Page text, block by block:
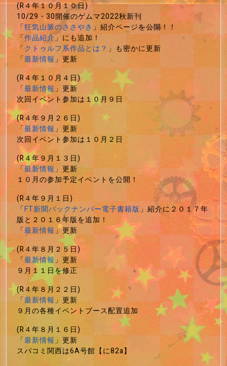
(R４年１０月１０日)
10/29・30開催のゲムマ2022秋新刊
「狂気山脈のささやき 」紹介ページを公開！！
「作品紹介」にも追加！
「クトゥルフ系作品とは？ 」も密かに更新
「最新情報」更新
(R４年１０月４日)
「最新情報」更新
次回イベント参加は１０月９日
(R４年９月２６日)
「最新情報」更新
次回イベント参加は１０月２日
(R４年９月１３日)
「最新情報」更新
１０月の参加予定イベントを公開！
(R４年９月１日)
「FT新聞バックナンバー電子書籍版」紹介に２０１７年
版と２０１６年版を追加！
「最新情報」更新
(R４年８月２５日)
「最新情報」更新
９月１１日を修正
(R４年８月２２日)
「最新情報」更新
９月の各種イベントブース配置追加
(R４年８月１６日)
「最新情報」更新
スパコミ関西は6A号館【に82a】